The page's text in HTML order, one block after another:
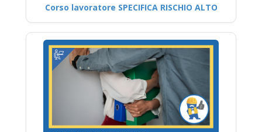
Corso lavoratore SPECIFICA RISCHIO ALTO